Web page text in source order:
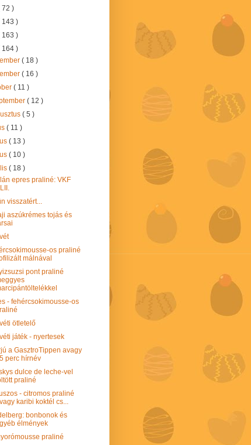
72 )
143 )
163 )
164 )
( 18 )
( 16 )
( 11 )
( 12 )
( 5 )
( 11 )
( 13 )
( 10 )
( 18 )
epres praliné: VKF
visszatért...
aszúkrémes tojás és
os praliné
málnával
pont praliné
- fehércsokimousse-os
ötletelő
játék - nyertesek
a GasztroTippen avagy
perc hírnév
dulce de leche-vel
praliné
- citromos praliné
karibi koktél cs...
bonbonok és
élmények
praliné